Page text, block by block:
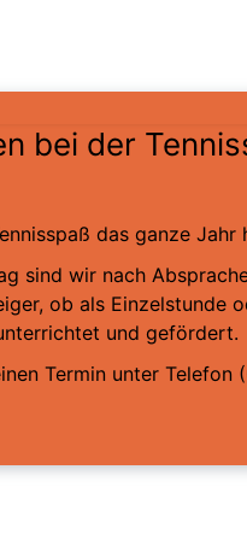
bei der
das ganze Jahr
sind wir nach
ob als Einzelstunde
und gefördert.
Termin unter Telefon